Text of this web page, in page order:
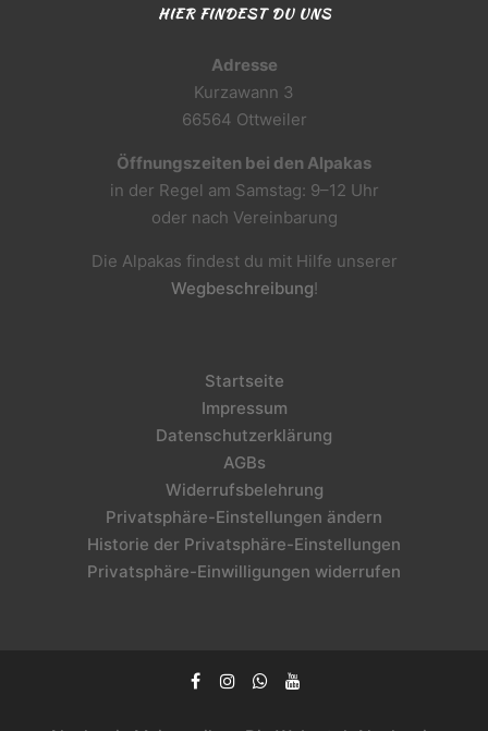
HIER FINDEST DU UNS
Adresse
Kurzawann 3
66564 Ottweiler
Öffnungszeiten bei den Alpakas
in der Regel am Samstag: 9–12 Uhr
oder nach Vereinbarung
Die Alpakas findest du mit Hilfe unserer
Wegbeschreibung!
Startseite
Impressum
Datenschutzerklärung
AGBs
Widerrufsbelehrung
Privatsphäre-Einstellungen ändern
Historie der Privatsphäre-Einstellungen
Privatsphäre-Einwilligungen widerrufen